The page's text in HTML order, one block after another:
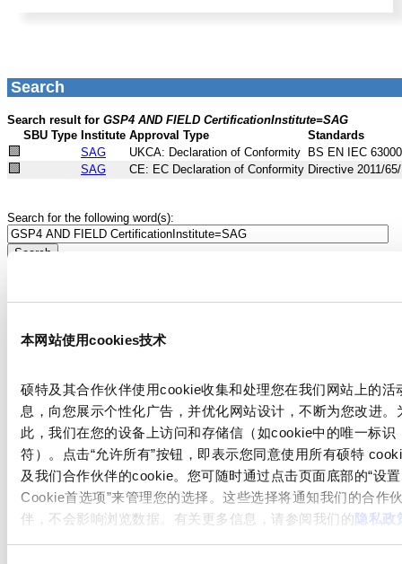
本网站使用cookies技术
硕特及其合作伙伴使用cookie收集和处理您在我们网站上的活
息，向您展示个性化广告，并优化网站设计，不断为您改进。
此，我们在您的设备上访问和存储信（如cookie中的唯一标识
符）。点击“允许所有”按钮，即表示您同意使用所有硕特
及我们合作伙伴的cookie。您可随时通过点击页面底部的“设置
Cookie首选项”来管理您的选择。这些选择将通知我们的合作
伴，不会影响浏览数据。有关更多信息，请参阅我们的隐私政